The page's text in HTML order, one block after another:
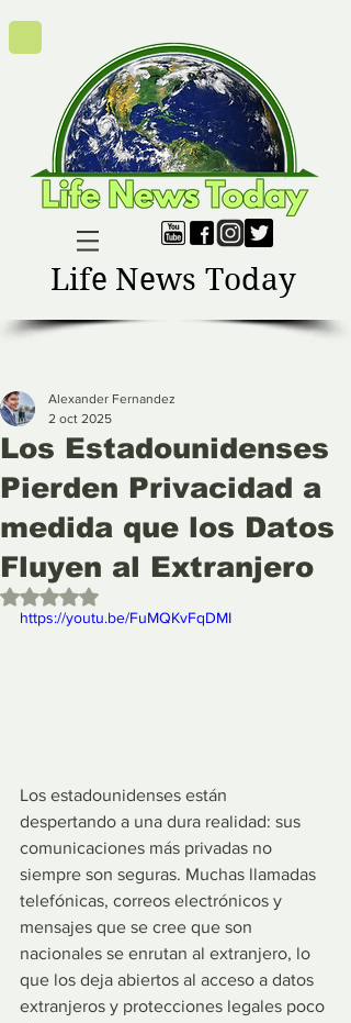
Life News Today
Los Estadounidenses
Pierden Privacidad a
medida que los Datos
Fluyen al Extranjero
Alexander Fernandez
2 oct 2025
Obtuvo NaN de 5 estrellas.
https://youtu.be/FuMQKvFqDMI
Los estadounidenses están
despertando a una dura realidad: sus
comunicaciones más privadas no
siempre son seguras. Muchas llamadas
telefónicas, correos electrónicos y
mensajes que se cree que son
nacionales se enrutan al extranjero, lo
que los deja abiertos al acceso a datos
extranjeros y protecciones legales poco